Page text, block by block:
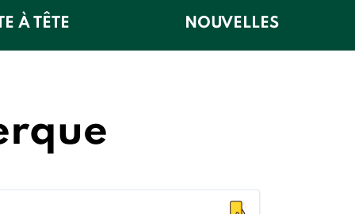
À TÊTE NOUVELLES